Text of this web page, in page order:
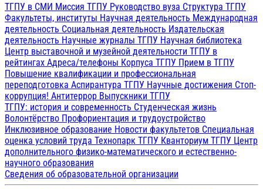
ТГПУ в СМИ Миссия ТГПУ Руководство вуза Структура ТГПУ
Факультеты, институты Научная деятельность Международная
деятельность Социальная деятельность Издательская
деятельность Научные журналы ТГПУ Научная библиотека
Центр выставочной и музейной деятельности ТГПУ в
рейтингах Адреса/телефоны Корпуса ТГПУ Прием в ТГПУ
Повышение квалификации и профессиональная
переподготовка Аспирантура ТГПУ Научные достижения Стоп-
коррупция! Антитеррор Выпускники ТГПУ
ТГПУ: история и современность Студенческая жизнь
Волонтёрство Профориентация и трудоустройство
Инклюзивное образование Новости факультетов Специальная
оценка условий труда Технопарк ТГПУ Кванториум ТГПУ Центр
дополнительного физико-математического и естественно-
научного образования
Сведения об образовательной организации